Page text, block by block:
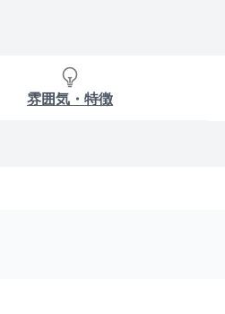
雰囲気・特徴